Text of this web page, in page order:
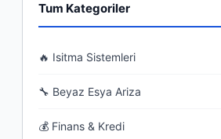
Tum Kategoriler
🔥 Isitma Sistemleri
🔧 Beyaz Esya Ariza
💰 Finans & Kredi